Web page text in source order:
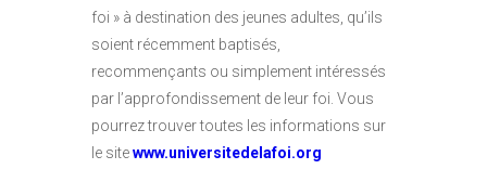
foi » à destination des jeunes adultes, qu’ils
soient récemment baptisés,
recommençants ou simplement intéressés
par l’approfondissement de leur foi. Vous
pourrez trouver toutes les informations sur
le sitewww.universitedelafoi.org